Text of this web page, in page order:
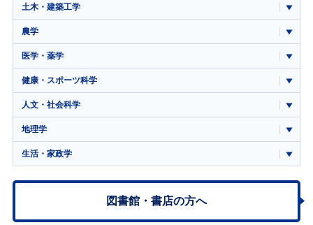
土木・建築工学
農学
医学・薬学
健康・スポーツ科学
人文・社会科学
地理学
生活・家政学
図書館・書店の方へ